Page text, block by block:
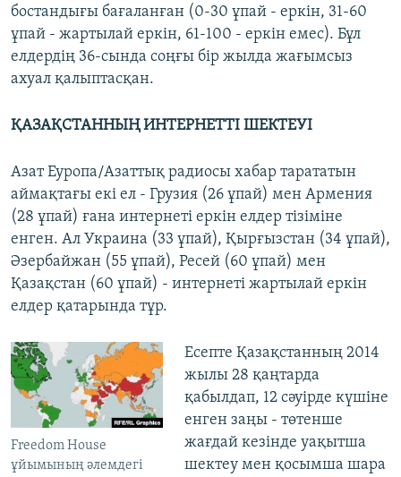
бостандығы бағаланған (0-30 ұпай - еркін, 31-60
ұпай - жартылай еркін, 61-100 - еркін емес). Бұл
елдердің 36-сында соңғы бір жылда жағымсыз
ахуал қалыптасқан.
ҚАЗАҚСТАННЫҢ ИНТЕРНЕТТІ ШЕКТЕУІ
Азат Еуропа/Азаттық радиосы хабар тарататын
аймақтағы екі ел - Грузия (26 ұпай) мен Армения
(28 ұпай) ғана интернеті еркін елдер тізіміне
енген. Ал Украина (33 ұпай), Қырғызстан (34 ұпай),
Әзербайжан (55 ұпай), Ресей (60 ұпай) мен
Қазақстан (60 ұпай) - интернеті жартылай еркін
елдер қатарында тұр.
Freedom House
ұйымының әлемдегі
Есепте Қазақстанның 2014
жылы 28 қаңтарда
қабылдап, 12 сәуірде күшіне
енген заңы - төтенше
жағдай кезінде уақытша
шектеу мен қосымша шара